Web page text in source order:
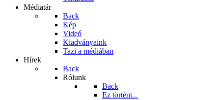
Médiatár
Back
Kép
Videó
Kiadványaink
Tazi a médiában
Hírek
Back
Rólunk
Back
Ez történt...